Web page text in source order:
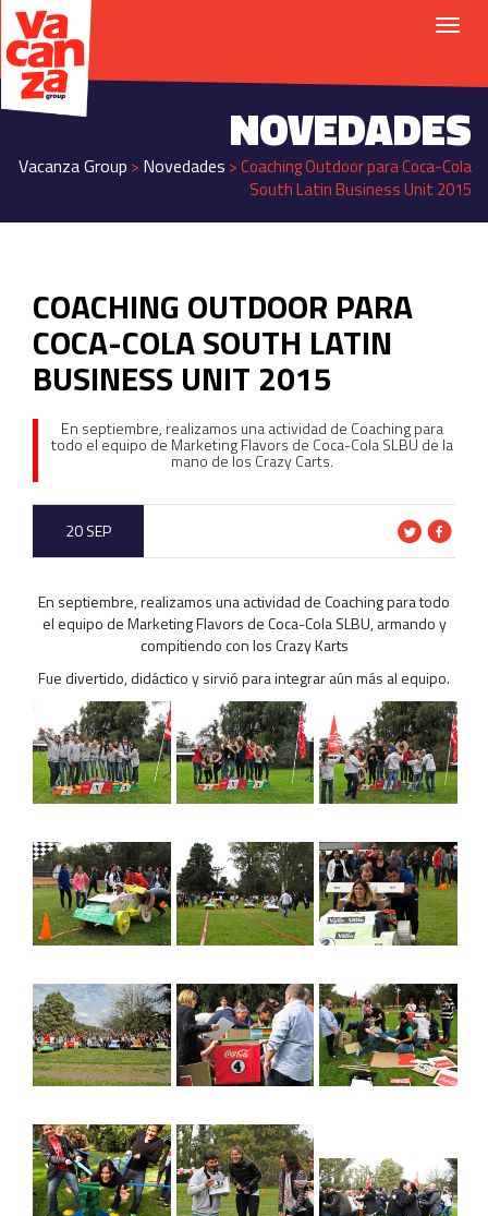
NOVEDADES
Vacanza Group > Novedades >Coaching Outdoor para Coca-Cola
South Latin Business Unit 2015
COACHING OUTDOOR PARA
COCA-COLA SOUTH LATIN
BUSINESS UNIT 2015
En septiembre, realizamos una actividad de Coaching para
todo el equipo de Marketing Flavors de Coca-Cola SLBU de la
mano de los Crazy Carts.
20 SEP
En septiembre, realizamos una actividad de Coaching para todo
el equipo de Marketing Flavors de Coca-Cola SLBU, armando y
compitiendo con los Crazy Karts
Fue divertido, didáctico y sirvió para integrar aún más al equipo.